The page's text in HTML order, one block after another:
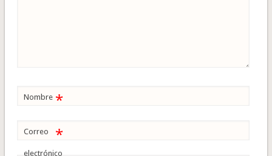
Nombre *
Correo
electrónico
*